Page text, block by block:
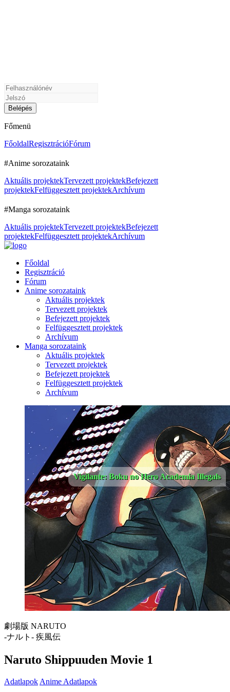
Főmenü
FőoldalRegisztrációFórum
#Anime sorozataink
Aktuális projektekTervezett projektekBefejezett
projektekFelfüggesztett projektekArchívum
#Manga sorozataink
Aktuális projektekTervezett projektekBefejezett
projektekFelfüggesztett projektekArchívum
Főoldal
Regisztráció
Fórum
Anime sorozataink
Aktuális projektek
Tervezett projektek
Befejezett projektek
Felfüggesztett projektek
Archívum
Manga sorozataink
Aktuális projektek
Tervezett projektek
Befejezett projektek
Felfüggesztett projektek
Archívum
Vigilante: Boku no Hero Academia Illegals
劇場版 NARUTO
-ナルト- 疾風伝
Naruto Shippuuden Movie 1
Adatlapok Anime Adatlapok